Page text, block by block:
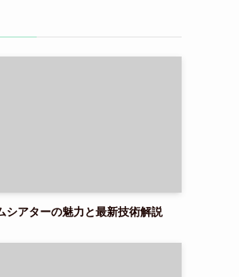
シアターの魅力と最新技術解説